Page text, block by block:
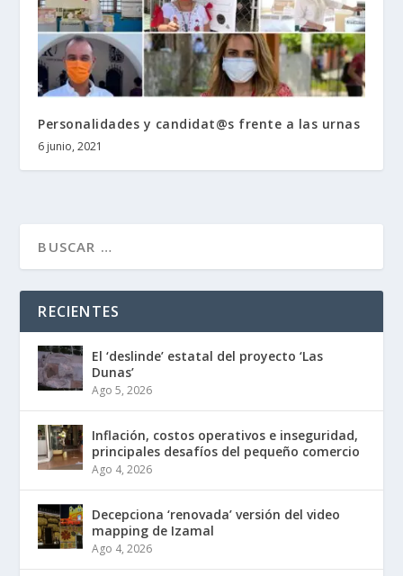
Personalidades y candidat@s frente a las urnas
6 junio, 2021
RECIENTES
El ‘deslinde’ estatal del proyecto ‘Las
Dunas’
Ago 5, 2026
Inflación, costos operativos e inseguridad,
principales desafíos del pequeño comercio
Ago 4, 2026
Decepciona ‘renovada’ versión del video
mapping de Izamal
Ago 4, 2026